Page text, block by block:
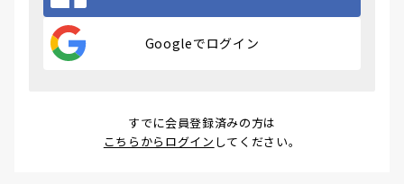
Googleでログイン
すでに会員登録済みの方は
こちらからログイン してください。